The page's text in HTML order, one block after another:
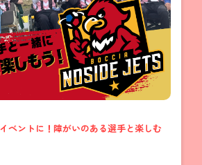
ベントに！障がいのある選手と楽しむ